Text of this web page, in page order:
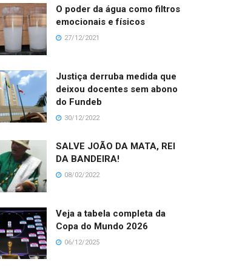
O poder da água como filtros
emocionais e físicos
27/12/2021
Justiça derruba medida que
deixou docentes sem abono
do Fundeb
30/12/2022
SALVE JOÃO DA MATA, REI
DA BANDEIRA!
08/02/2022
Veja a tabela completa da
Copa do Mundo 2026
06/12/2025